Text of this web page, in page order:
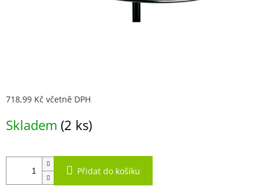
718,99 Kč včetně DPH
cena:
Skladem (2 ks)
Přidat do košíku